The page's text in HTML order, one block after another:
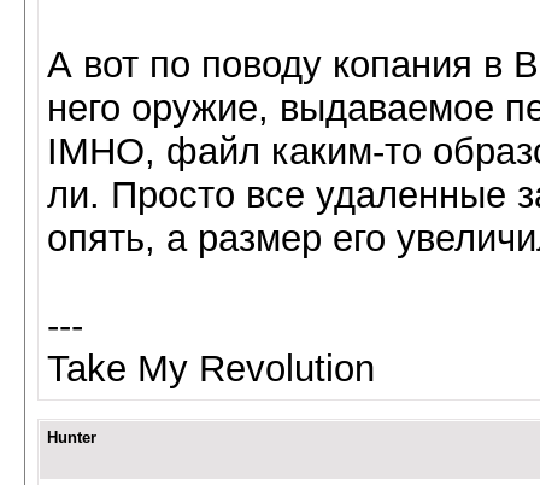
А вот по поводу копания в
него оружие, выдаваемое
IMHO, файл каким-то
ли. Просто все удаленные
опять, а размер его
---
Take My Revolution
Hunter